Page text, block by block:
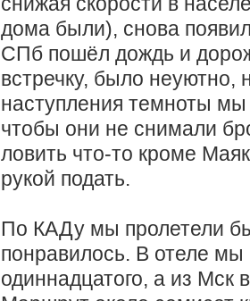
дома были), снова
СПб пошёл дождь и
встречку, было неуютно,
наступления темноты мы
чтобы они не снимали
ловить что-то кроме
рукой подать.
По КАДу мы пролетели
понравилось. В отеле
одиннадцатого, а из Мск